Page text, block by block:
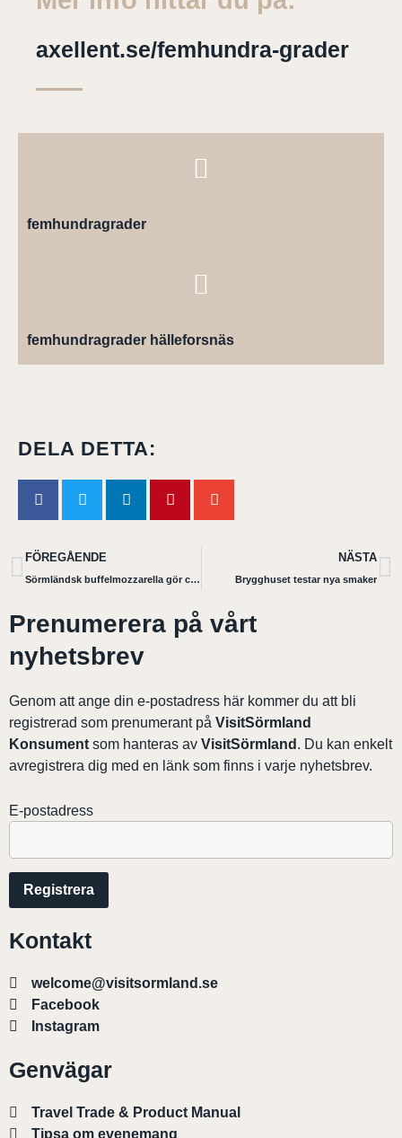
axellent.se/femhundra-grader
femhundragrader
femhundragrader hälleforsnäs
DELA DETTA:
FÖREGÅENDE
Sörmländsk buffelmozzarella gör comeback
NÄSTA
Brygghuset testar nya smaker
Prenumerera på vårt
nyhetsbrev
Genom att ange din e-postadress här kommer du att bli
registrerad som prenumerant på VisitSörmland
Konsument som hanteras av VisitSörmland . Du kan enkelt
avregistrera dig med en länk som finns i varje nyhetsbrev.
E-postadress
Kontakt
welcome@visitsormland.se
Facebook
Instagram
Genvägar
Travel Trade & Product Manual
Tipsa om evenemang